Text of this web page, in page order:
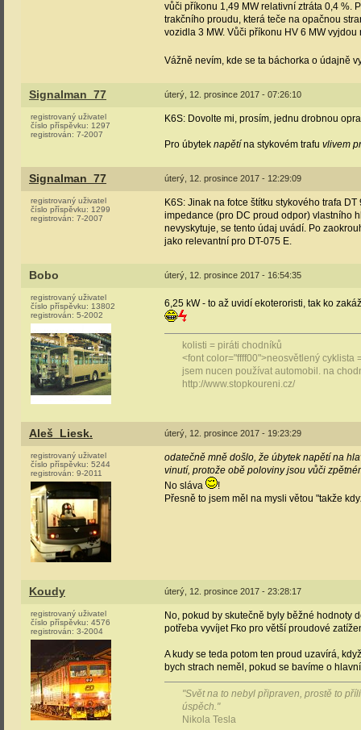
vůči příkonu 1,49 MW relativní ztráta 0,4 %.
trakčního proudu, která teče na opačnou
vozidla 3 MW. Vůči příkonu HV 6 MW
Vážně nevím, kde se ta báchorka o údajně
Signalman_77 úterý, 12. prosince 2017 - 07:26:10
registrovaný uživatel
číslo příspěvku: 1297
registrován: 7-2007
K6S: Dovolte mi, prosím, jednu drobnou
Pro úbytek napětí na stykovém trafu vlivem
Signalman_77 úterý, 12. prosince 2017 - 12:29:09
registrovaný uživatel
číslo příspěvku: 1299
registrován: 7-2007
K6S: Jinak na fotce štítku stykového trafa
impedance (pro DC proud odpor) vlastního
nevyskytuje, se tento údaj uvádí. Po
jako relevantní pro DT-075 E.
Bobo úterý, 12. prosince 2017 - 16:54:35
registrovaný uživatel
číslo příspěvku: 13802
registrován: 5-2002
6,25 kW - to až uvidí ekoteroristi, tak ko
kolisti = piráti chodníků
<font color="ffff00">neosvětlený cyklista
jsem nucen používat automobil. na
http://www.stopkoureni.cz/
Aleš_Liesk. úterý, 12. prosince 2017 - 19:23:29
registrovaný uživatel
číslo příspěvku: 5244
registrován: 9-2011
odatečně mně došlo, že úbytek napětí na
vinutí, protože obě poloviny jsou vůči
No sláva
!
Přesně to jsem měl na mysli větou "takže
Koudy úterý, 12. prosince 2017 - 23:28:17
registrovaný uživatel
číslo příspěvku: 4576
registrován: 3-2004
No, pokud by skutečně byly běžné hodnoty
potřeba vyvíjet Fko pro větší proudové
A kudy se teda potom ten proud uzavírá,
bych strach neměl, pokud se bavíme o
"Svět na to nebyl připraven, prostě to
úspěch."
Nikola Tesla